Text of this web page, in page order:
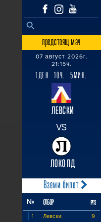
Search
SEARCH BUTTON
предстоящ мач
07 август 2026г.
21:15ч.
1ДЕН 10Ч. 5МИН.
ЛЕВСКИ
VS
ЛОКО ПД
Вземи билет
№ ОТБОР PTS
1 Левски 9